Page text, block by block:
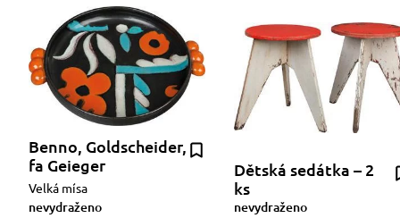
Benno, Goldscheider,
fa Geieger
Velká mísa
nevydraženo
Dětská sedátka – 2
ks
nevydraženo